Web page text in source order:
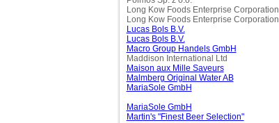
Long Kow Foods Enterprise Corporation
Long Kow Foods Enterprise Corporation
Lucas Bols B.V.
Lucas Bols B.V.
Macro Group Handels GmbH
Maddison International Ltd
Maison aux Mille Saveurs
Malmberg Original Water AB
MariaSole GmbH
MariaSole GmbH
Martin's "Finest Beer Selection"